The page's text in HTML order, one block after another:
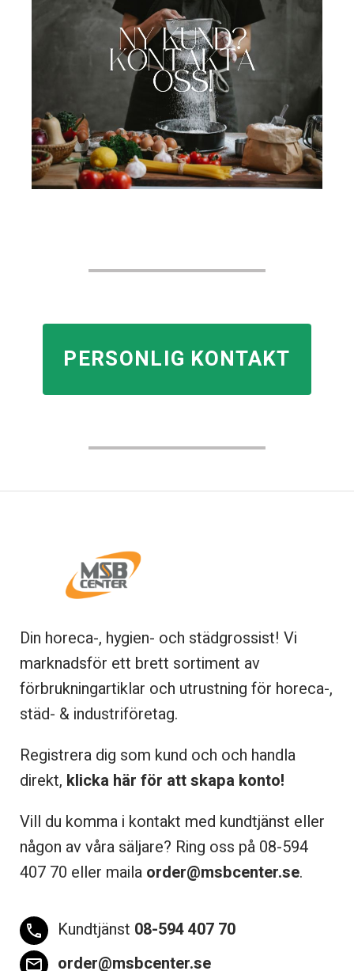
PERSONLIG KONTAKT
Din horeca-, hygien- och städgrossist! Vi
marknadsför ett brett sortiment av
förbrukningartiklar och utrustning för horeca-,
städ- & industriföretag.
Registrera dig som kund och och handla
direkt, klicka här för att skapa konto!
Vill du komma i kontakt med kundtjänst eller
någon av våra säljare? Ring oss på 08-594
407 70 eller maila order@msbcenter.se.
phone Kundtjänst 08-594 407 70
email order@msbcenter.se